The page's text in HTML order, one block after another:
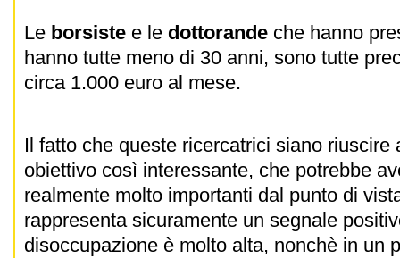
Le borsiste e le dottorande che hanno
hanno tutte meno di 30 anni, sono tutte
circa 1.000 euro al mese.
Il fatto che queste ricercatrici siano riuscire
obiettivo così interessante, che potrebbe
realmente molto importanti dal punto di
rappresenta sicuramente un segnale
disoccupazione è molto alta, nonchè in un